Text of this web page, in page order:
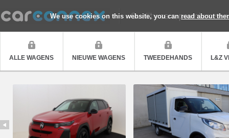
We use cookies on this website, you canread about
Quality cars, premium
ALLE WAGENS NIEUWE WAGENS TWEEDEHANDS L&Z